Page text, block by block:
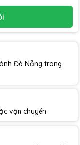
Đà Nẵng trong
vận chuyển